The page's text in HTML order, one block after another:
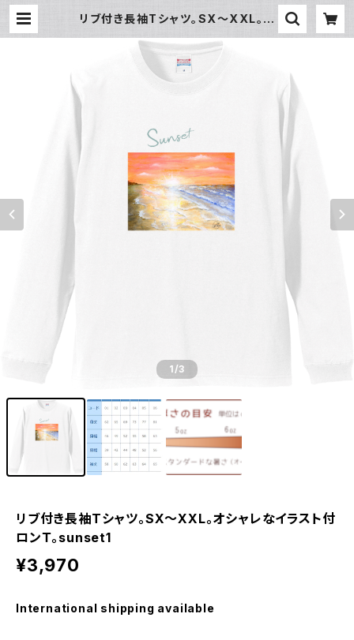
リブ付き長袖Tシャツ。SX～XXL。オ
| Glly★Art
1/3
リブ付き長袖Tシャツ。SX～XXL。オシャレなイラスト付
ロンＴ。sunset1
¥3,970
International shipping available